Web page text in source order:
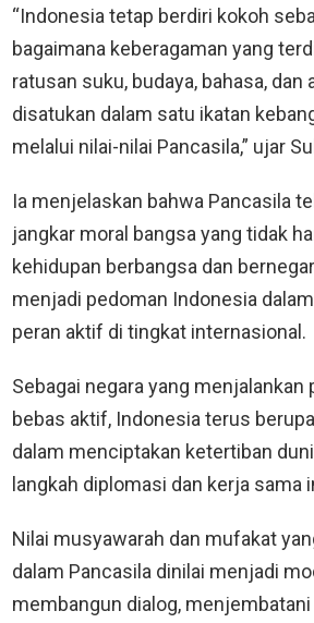
“Indonesia tetap berdiri kokoh
bagaimana keberagaman yang
ratusan suku, budaya, bahasa, dan
disatukan dalam satu ikatan
melalui nilai-nilai Pancasila,” ujar
Ia menjelaskan bahwa Pancasila
jangkar moral bangsa yang tidak
kehidupan berbangsa dan
menjadi pedoman Indonesia
peran aktif di tingkat internasional.
Sebagai negara yang menjalankan
bebas aktif, Indonesia terus
dalam menciptakan ketertiban
langkah diplomasi dan kerja sama
Nilai musyawarah dan mufakat
dalam Pancasila dinilai menjadi
membangun dialog, menjembatani